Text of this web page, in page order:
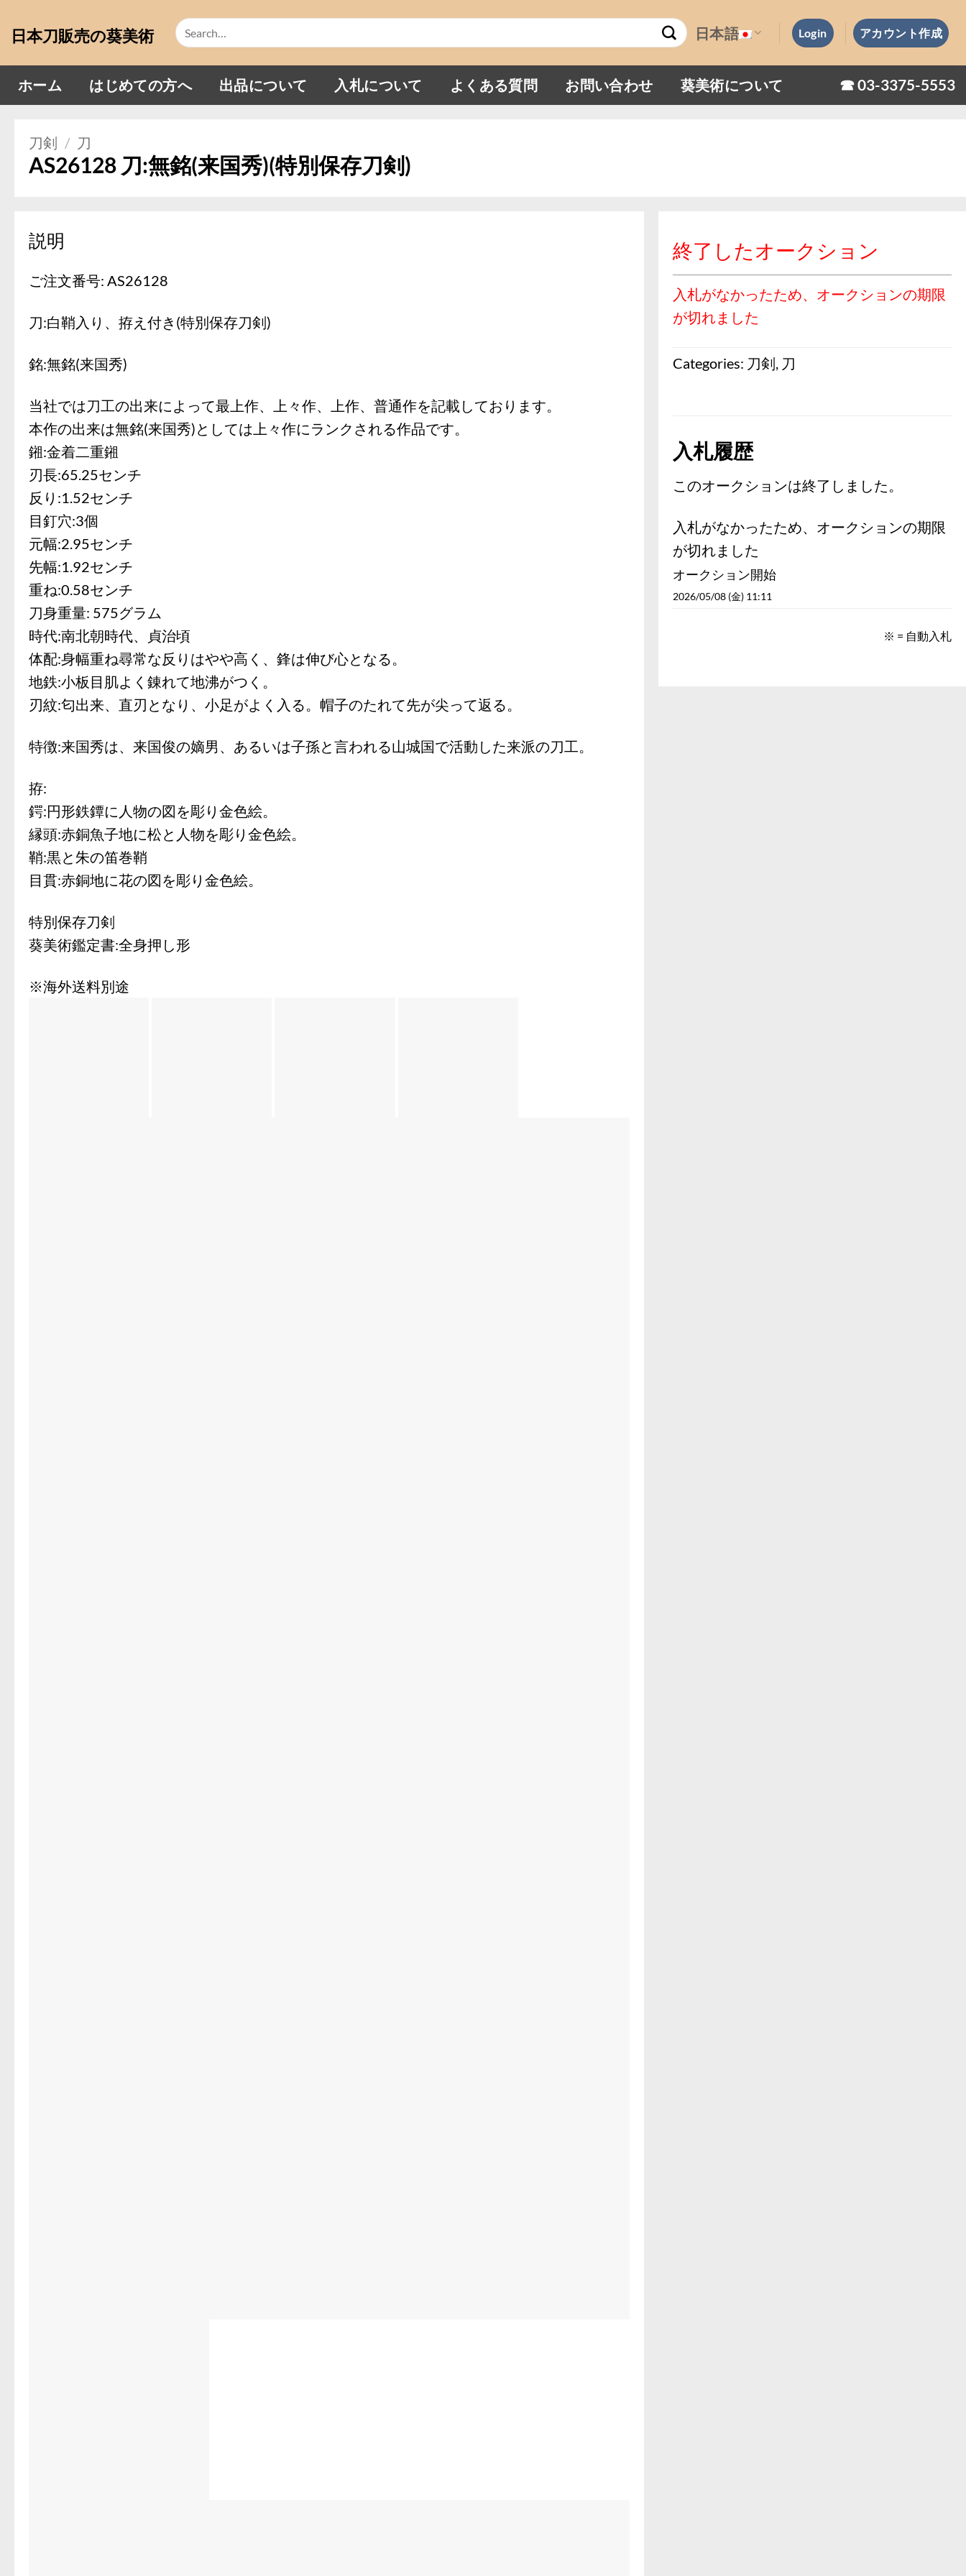
日本刀販売の葵美術
Search
for:
日本語 Login アカウント作成
ホーム はじめての方へ 出品について 入札について よくある質問 お問い合わせ 葵美術について ☎︎ 03-3375-5553
刀剣 / 刀
AS26128 刀:無銘(来国秀)(特別保存刀剣)
説明
ご注文番号: AS26128
刀:白鞘入り、拵え付き(特別保存刀剣)
銘:無銘(来国秀)
当社では刀工の出来によって最上作、上々作、上作、普通作を記載しております。
本作の出来は無銘(来国秀)としては上々作にランクされる作品です。
鎺:金着二重鎺
刃長:65.25センチ
反り:1.52センチ
目釘穴:3個
元幅:2.95センチ
先幅:1.92センチ
重ね:0.58センチ
刀身重量: 575グラム
時代:南北朝時代、貞治頃
体配:身幅重ね尋常な反りはやや高く、鋒は伸び心となる。
地鉄:小板目肌よく錬れて地沸がつく。
刃紋:匂出来、直刃となり、小足がよく入る。帽子のたれて先が尖って返る。
特徴:来国秀は、来国俊の嫡男、あるいは子孫と言われる山城国で活動した来派の刀工。
拵:
鍔:円形鉄鐔に人物の図を彫り金色絵。
縁頭:赤銅魚子地に松と人物を彫り金色絵。
鞘:黒と朱の笛巻鞘
目貫:赤銅地に花の図を彫り金色絵。
特別保存刀剣
葵美術鑑定書:全身押し形
※海外送料別途
終了したオークション
入札がなかったため、オークションの期限
が切れました
Categories: 刀剣 刀
入札履歴
このオークションは終了しました。
入札がなかったため、オークションの期限
が切れました
オークション開始
2026/05/08 (金) 11:11
※ = 自動入札